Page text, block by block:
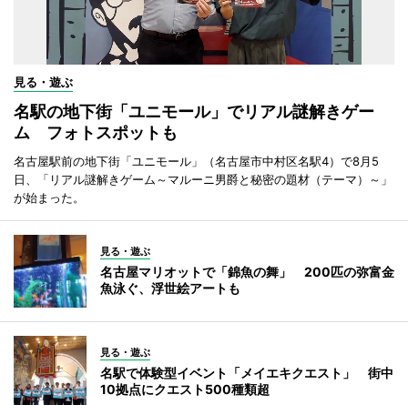
見る・遊ぶ
名駅の地下街「ユニモール」でリアル謎解きゲー
ム フォトスポットも
名古屋駅前の地下街「ユニモール」（名古屋市中村区名駅4）で8月5
日、「リアル謎解きゲーム～マルーニ男爵と秘密の題材（テーマ）～」
が始まった。
見る・遊ぶ
名古屋マリオットで「錦魚の舞」 200匹の弥富金
魚泳ぐ、浮世絵アートも
見る・遊ぶ
名駅で体験型イベント「メイエキクエスト」 街中
10拠点にクエスト500種類超